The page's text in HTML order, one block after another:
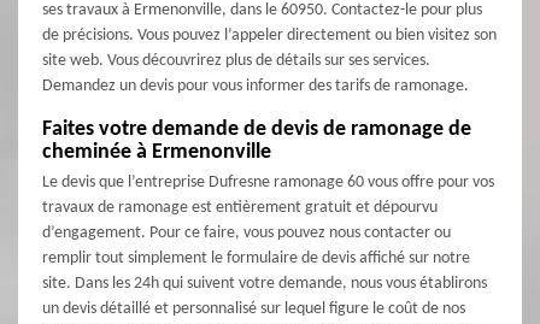
ses travaux à Ermenonville, dans le 60950. Contactez-le pour plus
de précisions. Vous pouvez l’appeler directement ou bien visitez son
site web. Vous découvrirez plus de détails sur ses services.
Demandez un devis pour vous informer des tarifs de ramonage.
Faites votre demande de devis de ramonage de
cheminée à Ermenonville
Le devis que l’entreprise Dufresne ramonage 60 vous offre pour vos
travaux de ramonage est entièrement gratuit et dépourvu
d’engagement. Pour ce faire, vous pouvez nous contacter ou
remplir tout simplement le formulaire de devis affiché sur notre
site. Dans les 24h qui suivent votre demande, nous vous établirons
un devis détaillé et personnalisé sur lequel figure le coût de nos